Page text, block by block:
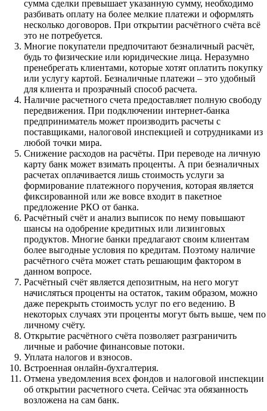
сумма сделки превышает указанную сумму, необходимо
разбивать оплату на более мелкие платежи и оформлять
несколько договоров. При открытии расчётного счёта всё
это не потребуется.
Многие покупатели предпочитают безналичный расчёт,
будь то физические или юридические лица. Неразумно
пренебрегать клиентами, которые хотят оплатить покупку
или услугу картой. Безналичные платежи – это удобный
для клиента и прозрачный способ расчета.
Наличие расчетного счета предоставляет полную свободу
передвижения. При подключении интернет-банка
предприниматель может производить расчеты с
поставщиками, налоговой инспекцией и сотрудниками из
любой точки мира.
Снижение расходов на расчёты. При переводе на личную
карту банк может взимать проценты. А при безналичных
расчетах оплачивается лишь стоимость услуги за
формирование платежного поручения, которая является
фиксированной или же вовсе входит в пакетное
предложение РКО от банка.
Расчётный счёт и анализ выписок по нему повышают
шансы на одобрение кредитных или лизинговых
продуктов. Многие банки предлагают своим клиентам
более выгодные условия по кредитам. Поэтому наличие
расчётного счёта может стать решающим фактором в
данном вопросе.
Расчётный счёт является депозитным, на него могут
начисляться проценты на остаток, таким образом, можно
даже перекрыть стоимость услуг по его ведению. В
некоторых случаях эти проценты могут быть выше, чем по
личному счёту.
Открытие расчётного счёта позволяет разграничить
личные и рабочие финансовые потоки.
Уплата налогов и взносов.
Встроенная онлайн-бухгалтерия.
Отмена уведомления всех фондов и налоговой инспекции
об открытии расчетного счета. Сейчас эта обязанность
возложена на сам банк.